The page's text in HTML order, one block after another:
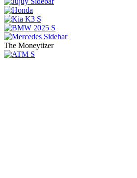
The Moneytizer